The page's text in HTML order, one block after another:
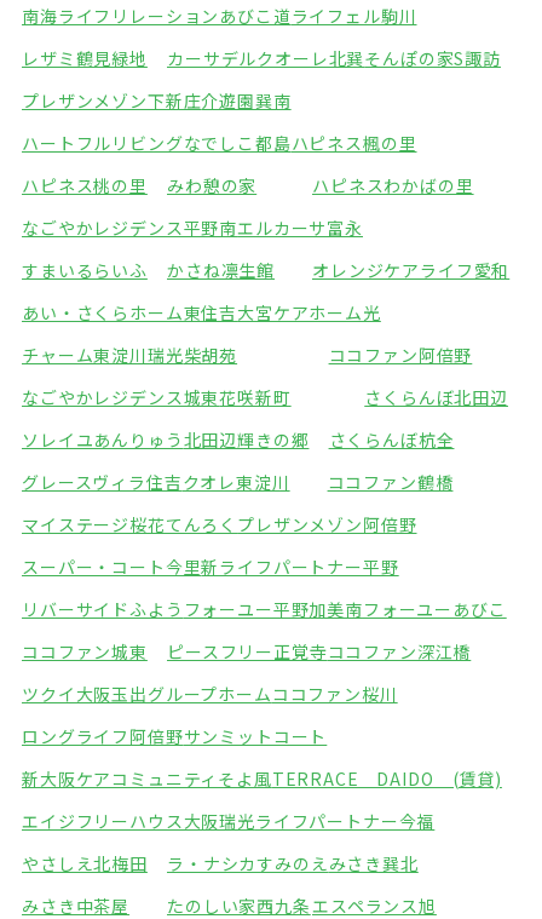
南海ライフリレーションあびこ道ライフェル駒川
レザミ鶴見緑地
カーサデルクオーレ北巽そんぽの家S諏訪
プレザンメゾン下新庄介遊園巽南
ハートフルリビングなでしこ都島ハピネス楓の里
ハピネス桃の里
みわ憩の家
ハピネスわかばの里
なごやかレジデンス平野南エルカーサ富永
すまいるらいふ
かさね凛生館
オレンジケアライフ愛和
あい・さくらホーム東住吉大宮ケアホーム光
チャーム東淀川瑞光柴胡苑
ココファン阿倍野
なごやかレジデンス城東花咲新町
さくらんぼ北田辺
ソレイユあんりゅう 北田辺輝きの郷
さくらんぼ杭全
グレースヴィラ住吉クオレ東淀川
ココファン鶴橋
マイステージ桜花てんろく プレザンメゾン阿倍野
スーパー・コート今里新ライフパートナー平野
リバーサイドふよう フォーユー平野加美南フォーユーあびこ
ココファン城東
ピースフリー正覚寺ココファン深江橋
ツクイ大阪玉出グループホームココファン桜川
ロングライフ阿倍野サンミットコート
新大阪ケアコミュニティそよ風TERRACE DAIDO (賃貸)
エイジフリーハウス大阪瑞光ライフパートナー今福
やさしえ北梅田
ラ・ナシカすみのえみさき巽北
みさき中茶屋
たのしい家西九条エスペランス旭